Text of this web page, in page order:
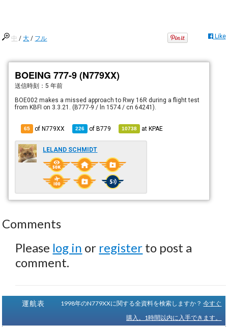
中 /大 / フル Like
BOEING 777-9 (N779XX)
送信時刻：5 年前
BOE002 makes a missed approach to Rwy 16R during a flight test
from KBFI on 3.3.21. (B777-9 / ln 1574 / cn 64241).
65 of N779XX 226 ofB779 10738 atKPAE
LELAND SCHMIDT
Comments
Please log in or register to post a
comment.
運航表 1998年のN779XXに関する全資料を検索しますか？今すぐ
購入。1時間以内に入手できます。